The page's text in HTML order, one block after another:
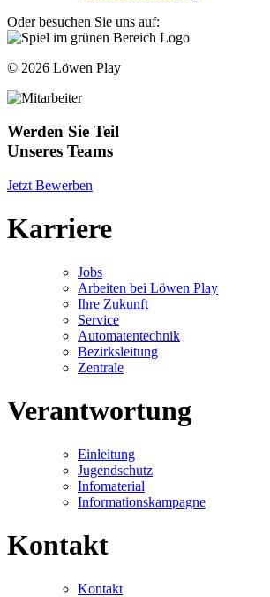
Oder besuchen Sie uns auf:
© 2026 Löwen Play
Werden Sie Teil
Unseres Teams
Jetzt Bewerben
Karriere
Jobs
Arbeiten bei Löwen Play
Ihre Zukunft
Service
Automatentechnik
Bezirksleitung
Zentrale
Verantwortung
Einleitung
Jugendschutz
Infomaterial
Informationskampagne
Kontakt
Kontakt